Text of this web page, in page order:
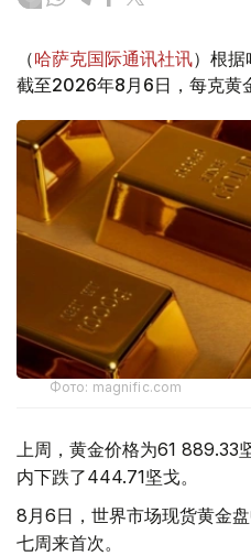
（哈萨克国际通讯社讯）根据
截至2026年8月6日，每克黄
Фото: magnific.com
上周，黄金价格为61 889.33
内下跌了444.71坚戈。
8月6日，世界市场现货黄金
七周来首次。